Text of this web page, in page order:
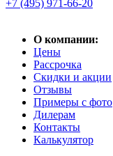
+7 (495) 971-66-20
О компании:
Цены
Рассрочка
Скидки и акции
Отзывы
Примеры с фото
Дилерам
Контакты
Калькулятор